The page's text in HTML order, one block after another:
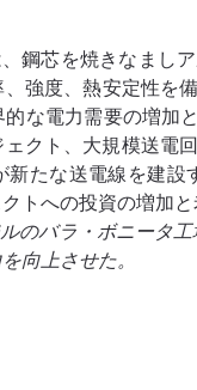
鋼芯を焼きなまし
強度、熱安定性を
な電力需要の増加
クト、大規模送電
たな送電線を建
トへの投資の増加
のバラ・ボニータ
向上させた。